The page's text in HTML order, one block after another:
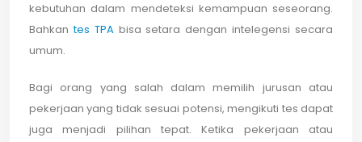
kebutuhan dalam mendeteksi kemampuan seseorang.
Bahkantes TPAbisa setara dengan intelegensi secara
umum.
Bagi orang yang salah dalam memilih jurusan atau
pekerjaan yang tidak sesuai potensi, mengikuti tes dapat
juga menjadi pilihan tepat. Ketika pekerjaan atau